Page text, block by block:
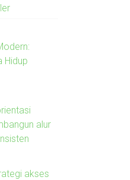
Hidup
alur
akses